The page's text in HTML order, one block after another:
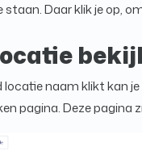
staan. Daar klik je op,
locatie naam klikt kan
pagina. Deze pagina